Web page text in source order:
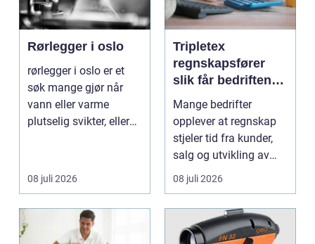
Rørlegger i oslo
rørlegger i oslo er et
søk mange gjør når
vann eller varme
plutselig svikter, eller
08 juli 2026
Tripletex
regnskapsfører
slik får bedriften
mer ut av
regnskapet
Mange bedrifter
opplever at regnskap
stjeler tid fra kunder,
salg og utvikling av
virksomheten. Samt...
08 juli 2026